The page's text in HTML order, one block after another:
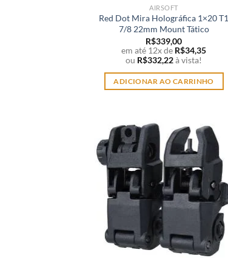
AIRSOFT
Red Dot Mira Holográfica 1×20 T1
7/8 22mm Mount Tático
R$339,00
em até 12x de R$34,35
ou R$332,22à vista!
ADICIONAR AO CARRINHO